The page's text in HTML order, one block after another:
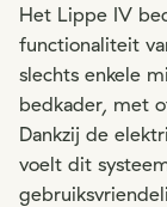
Het Lippe IV
functionaliteit
slechts enkele
bedkader, met
Dankzij de
voelt dit